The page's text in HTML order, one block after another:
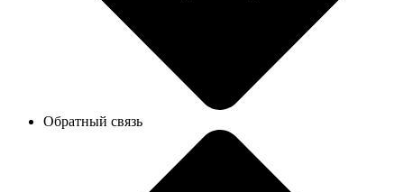
Обратный связь